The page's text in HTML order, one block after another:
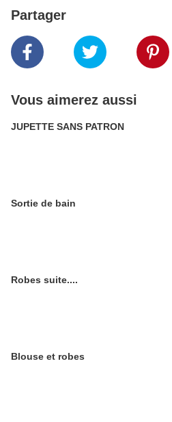
Partager
Vous aimerez aussi
JUPETTE SANS PATRON
Sortie de bain
Robes suite....
Blouse et robes